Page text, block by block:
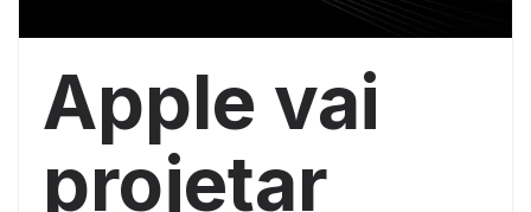
Apple vai
projetar